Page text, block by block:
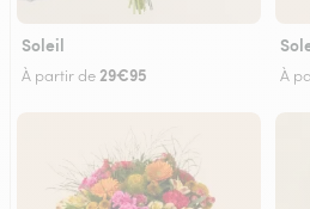
Soleil
À partir de 29€95 À